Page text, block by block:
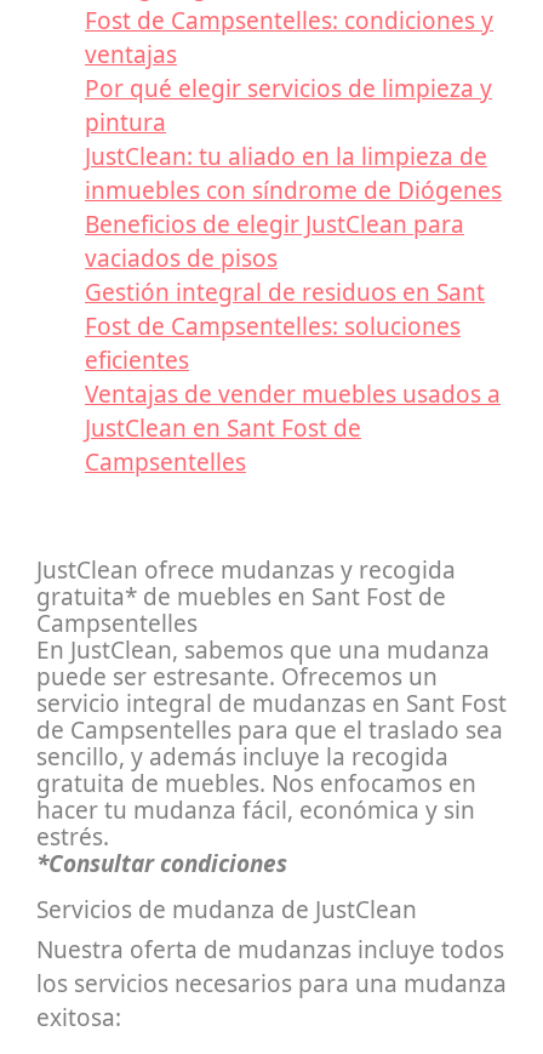
Fost de Campsentelles: condiciones y
ventajas
Por qué elegir servicios de limpieza y
pintura
JustClean: tu aliado en la limpieza de
inmuebles con síndrome de Diógenes
Beneficios de elegir JustClean para
vaciados de pisos
Gestión integral de residuos en Sant
Fost de Campsentelles: soluciones
eficientes
Ventajas de vender muebles usados a
JustClean en Sant Fost de
Campsentelles
JustClean ofrece mudanzas y recogida
gratuita* de muebles en Sant Fost de
Campsentelles
En JustClean, sabemos que una mudanza
puede ser estresante. Ofrecemos un
servicio integral de mudanzas en Sant Fost
de Campsentelles para que el traslado sea
sencillo, y además incluye la recogida
gratuita de muebles. Nos enfocamos en
hacer tu mudanza fácil, económica y sin
estrés.
*Consultar condiciones
Servicios de mudanza de JustClean
Nuestra oferta de mudanzas incluye todos
los servicios necesarios para una mudanza
exitosa: